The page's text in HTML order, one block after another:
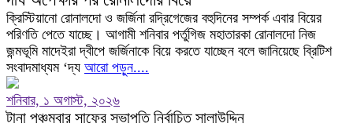
ক্রিস্টিয়ানো রোনালদো ও জর্জিনা রদ্রিগেজের বহুদিনের সম্পর্ক এবার বিয়ের
পরিণতি পেতে যাচ্ছে। আগামী শনিবার পর্তুগিজ মহাতারকা রোনালদো নিজ
জন্মভূমি মাদেইরা দ্বীপে জর্জিনাকে বিয়ে করতে যাচ্ছেন বলে জানিয়েছে ব্রিটিশ
সংবাদমাধ্যম ‘দ্য আরো পড়ুন....
শনিবার, ১ অগাস্ট, ২০২৬
টানা পঞ্চমবার সাফের সভাপতি নির্বাচিত সালাউদ্দিন